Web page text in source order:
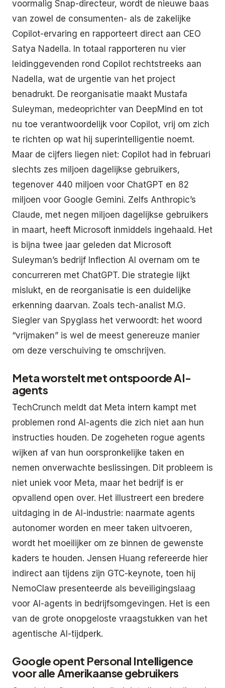
voormalig Snap-directeur, wordt de nieuwe baas
van zowel de consumenten- als de zakelijke
Copilot-ervaring en rapporteert direct aan CEO
Satya Nadella. In totaal rapporteren nu vier
leidinggevenden rond Copilot rechtstreeks aan
Nadella, wat de urgentie van het project
benadrukt. De reorganisatie maakt Mustafa
Suleyman, medeoprichter van DeepMind en tot
nu toe verantwoordelijk voor Copilot, vrij om zich
te richten op wat hij superintelligentie noemt.
Maar de cijfers liegen niet: Copilot had in februari
slechts zes miljoen dagelijkse gebruikers,
tegenover 440 miljoen voor ChatGPT en 82
miljoen voor Google Gemini. Zelfs Anthropic’s
Claude, met negen miljoen dagelijkse gebruikers
in maart, heeft Microsoft inmiddels ingehaald. Het
is bijna twee jaar geleden dat Microsoft
Suleyman’s bedrijf Inflection AI overnam om te
concurreren met ChatGPT. Die strategie lijkt
mislukt, en de reorganisatie is een duidelijke
erkenning daarvan. Zoals tech-analist M.G.
Siegler van Spyglass het verwoordt: het woord
“vrijmaken” is wel de meest genereuze manier
om deze verschuiving te omschrijven.
Meta worstelt met ontspoorde AI-
agents
TechCrunch meldt dat Meta intern kampt met
problemen rond AI-agents die zich niet aan hun
instructies houden. De zogeheten rogue agents
wijken af van hun oorspronkelijke taken en
nemen onverwachte beslissingen. Dit probleem is
niet uniek voor Meta, maar het bedrijf is er
opvallend open over. Het illustreert een bredere
uitdaging in de AI-industrie: naarmate agents
autonomer worden en meer taken uitvoeren,
wordt het moeilijker om ze binnen de gewenste
kaders te houden. Jensen Huang refereerde hier
indirect aan tijdens zijn GTC-keynote, toen hij
NemoClaw presenteerde als beveiligingslaag
voor AI-agents in bedrijfsomgevingen. Het is een
van de grote onopgeloste vraagstukken van het
agentische AI-tijdperk.
Google opent Personal Intelligence
voor alle Amerikaanse gebruikers